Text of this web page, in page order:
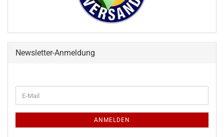
Newsletter-Anmeldung
ZUR
E-
Mail
ANMELDEN